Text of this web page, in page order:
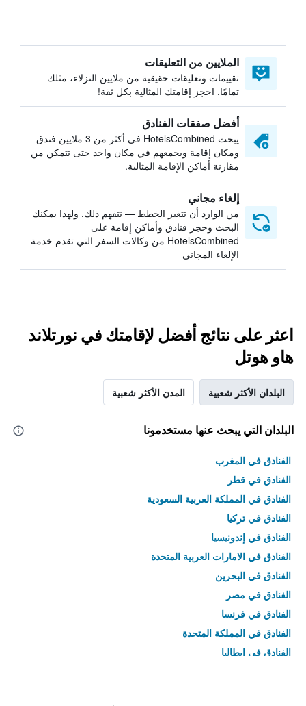
الملايين من التعليقات
تقييمات وتعليقات حقيقية من ملايين النزلاء، مثلك
تمامًا. احجز إقامتك المثالية بكل ثقة!
أفضل صفقات الفنادق
يبحث HotelsCombined في أكثر من 3 ملايين فندق
ومكان إقامة ويجمعهم في مكان واحد حتى تتمكن من
مقارنة أماكن الإقامة المثالية.
إلغاء مجاني
من الوارد أن تتغير الخطط — نتفهم ذلك. ولهذا يمكنك
البحث وحجز فنادق وأماكن إقامة على
HotelsCombined من وكالات السفر التي تقدم خدمة
الإلغاء المجاني
اعثر على نتائج أفضل لإقامتك في نورتلاند
هاو هوتل
البلدان الأكثر شعبية المدن الأكثر شعبية
البلدان التي يبحث عنها مستخدمونا
الفنادق في المغرب
الفنادق في قطر
الفنادق في المملكة العربية السعودية
الفنادق في تركيا
الفنادق في إندونيسيا
الفنادق في الامارات العربية المتحدة
الفنادق في البحرين
الفنادق في مصر
الفنادق في فرنسا
الفنادق في المملكة المتحدة
الفنادق في إيطاليا